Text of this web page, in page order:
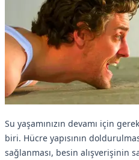
Su yaşamınızın devamı için
biri. Hücre yapısının
sağlanması, besin alışverişinin